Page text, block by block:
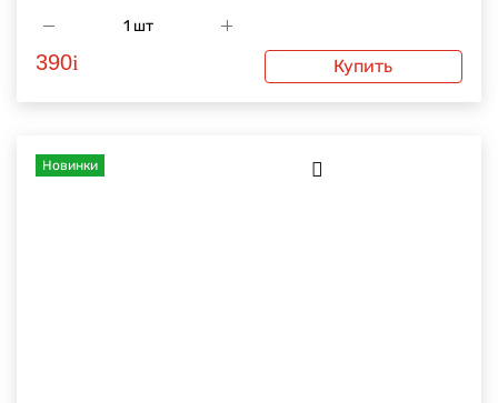
390i Купить
Новинки